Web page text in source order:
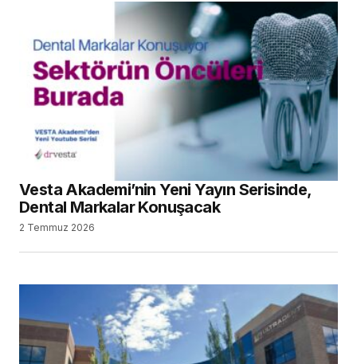
Vesta Akademi’nin Yeni Yayın Serisinde,
Dental Markalar Konuşacak
2 Temmuz 2026